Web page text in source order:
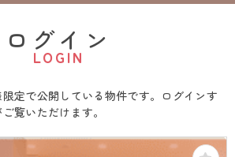
ログイン
LOGIN
定で公開している物件です。ログインす
覧いただけます。